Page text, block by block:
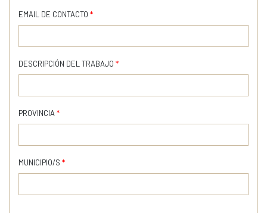
EMAIL DE CONTACTO *
DESCRIPCIÓN DEL TRABAJO *
PROVINCIA *
MUNICIPIO/S *